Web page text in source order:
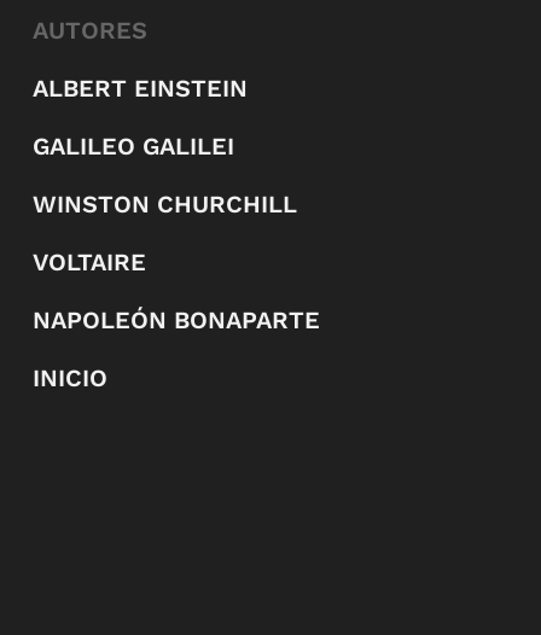
AUTORES
ALBERT EINSTEIN
GALILEO GALILEI
WINSTON CHURCHILL
VOLTAIRE
NAPOLEÓN BONAPARTE
INICIO